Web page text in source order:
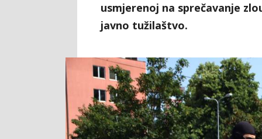
usmjerenoj na sprečavanje
javno tužilaštvo.